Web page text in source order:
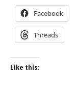
Facebook
Threads
Like this: